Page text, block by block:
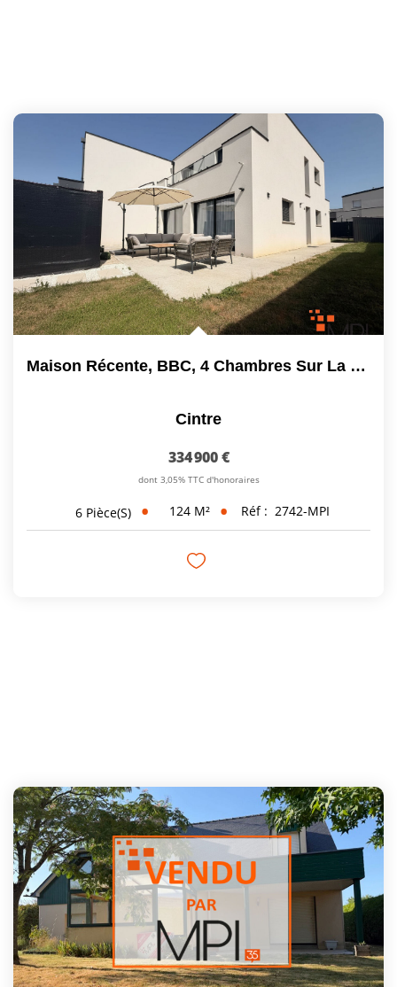
Maison Récente, BBC, 4 Chambres Sur La Commune De Cintré...
Cintre
334 900 €
dont 3,05% TTC d'honoraires
6 Pièce(s) 124 M² Réf : 2742-MPI